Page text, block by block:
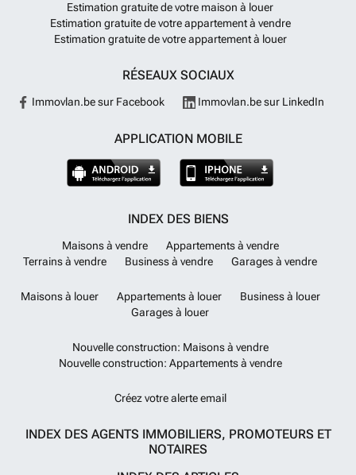
Estimation gratuite de votre maison à louer
Estimation gratuite de votre appartement à vendre
Estimation gratuite de votre appartement à louer
RÉSEAUX SOCIAUX
Immovlan.be sur Facebook Immovlan.be sur LinkedIn
APPLICATION MOBILE
INDEX DES BIENS
Maisons à vendre
Appartements à vendre
Terrains à vendre
Business à vendre Garages à vendre
Maisons à louer Appartements à louer
Business à louer
Garages à louer
Nouvelle construction: Maisons à vendre
Nouvelle construction: Appartements à vendre
Créez votre alerte email
INDEX DES AGENTS IMMOBILIERS, PROMOTEURS ET
NOTAIRES